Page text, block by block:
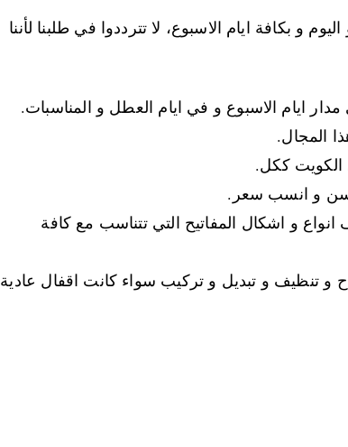
و بكافة ايام الاسبوع، لا تترددوا في طلبنا لأننا
المجال.
الكويت ككل.
و انسب سعر.
و اشكال المفاتيح التي تتناسب مع كافة
و تنظيف و تبديل و تركيب سواء كانت اقفال عادية